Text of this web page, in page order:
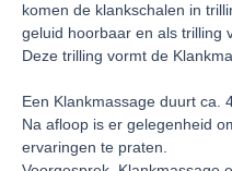
komen de klankschalen in
geluid hoorbaar en als trilling
Een Klankmassage duurt ca.
Na afloop is er gelegenheid
ervaringen te praten.